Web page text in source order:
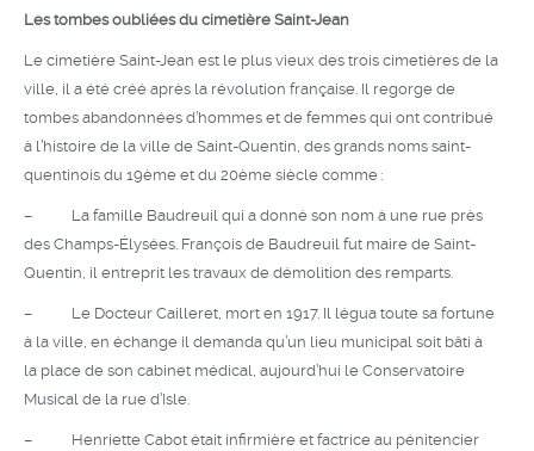
Les tombes oubliées du cimetière Saint-Jean
Le cimetière Saint-Jean est le plus vieux des trois cimetières de la
ville, il a été créé après la révolution française. Il regorge de
tombes abandonnées d’hommes et de femmes qui ont contribué
à l’histoire de la ville de Saint-Quentin, des grands noms saint-
quentinois du 19ème et du 20ème siècle comme :
– La famille Baudreuil qui a donné son nom à une rue près
des Champs-Élysées. François de Baudreuil fut maire de Saint-
Quentin, il entreprit les travaux de démolition des remparts.
– Le Docteur Cailleret, mort en 1917. Il légua toute sa fortune
à la ville, en échange il demanda qu’un lieu municipal soit bâti à
la place de son cabinet médical, aujourd’hui le Conservatoire
Musical de la rue d’Isle.
– Henriette Cabot était infirmière et factrice au pénitencier